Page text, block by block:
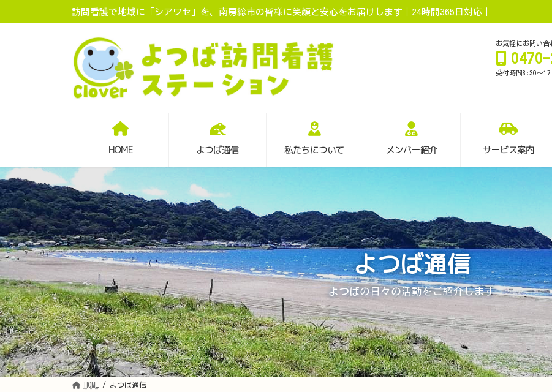
訪問看護で地域に「シアワセ」を、南房総市の皆様に笑顔と安心をお届けします｜24時間365日対応｜
お気軽にお問い合
受付時間8:30～
HOME よつば通信 私たちについて メンバー紹介 サービス案内
よつば通信
よつばの日々の活動をご紹介します
HOME よつば通信